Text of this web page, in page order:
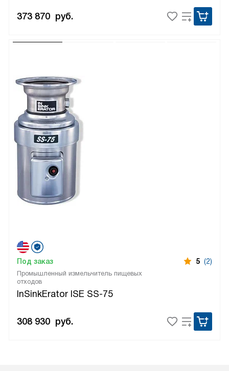
373 870 руб.
Промышленный измельчитель пищевых
отходов
InSinkErator ISE SS-75
Под заказ 5 (2)
308 930 руб.